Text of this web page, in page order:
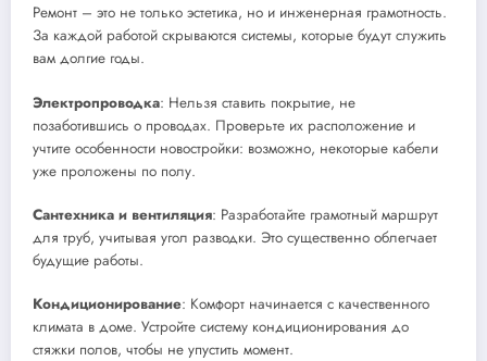
Ремонт – это не только эстетика, но и инженерная грамотность.
За каждой работой скрываются системы, которые будут служить
вам долгие годы.
Электропроводка: Нельзя ставить покрытие, не
позаботившись о проводах. Проверьте их расположение и
учтите особенности новостройки: возможно, некоторые кабели
уже проложены по полу.
Сантехника и вентиляция: Разработайте грамотный маршрут
для труб, учитывая угол разводки. Это существенно облегчает
будущие работы.
Кондиционирование: Комфорт начинается с качественного
климата в доме. Устройте систему кондиционирования до
стяжки полов, чтобы не упустить момент.